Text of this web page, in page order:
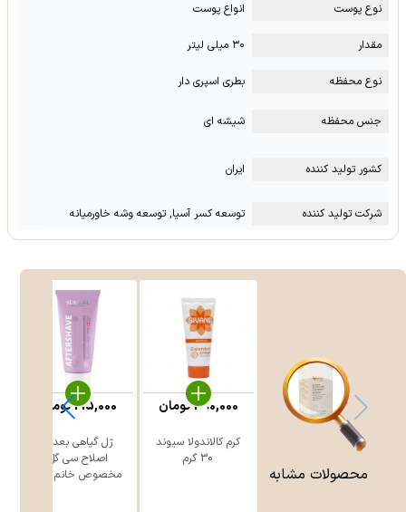
نوع پوست انواع پوست
مقدار ۳۰ میلی لیتر
نوع محفظه بطری اسپری دار
جنس محفظه شیشه ای
کشور تولید کننده ایران
شرکت تولید کننده توسعه کسر آسیا, توسعه وشه خاورمیانه
محصولات مشابه
کرم کالاندولا سیوند
30 گرم
390,000تومان
ژل گیاهی بعد از
اصلاح سی گل
مخصوص خانم ه ...
215,000تومان